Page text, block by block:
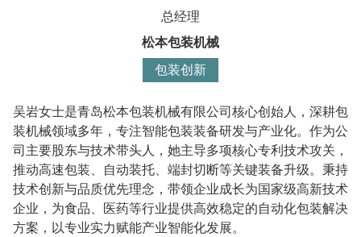
总经理
松本包装机械
包装创新
吴岩女士是青岛松本包装机械有限公司核心创始人，深耕包
装机械领域多年，专注智能包装装备研发与产业化。作为公
司主要股东与技术带头人，她主导多项核心专利技术攻关，
推动高速包装、自动装托、端封切断等关键装备升级。秉持
技术创新与品质优先理念，带领企业成长为国家级高新技术
企业，为食品、医药等行业提供高效稳定的自动化包装解决
方案，以专业实力赋能产业智能化发展。